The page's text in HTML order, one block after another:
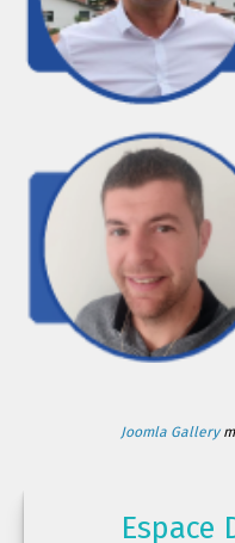
Joomla Gallery
Espace